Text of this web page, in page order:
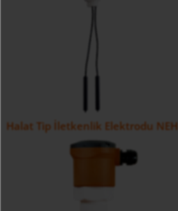
Halat Tip İletkenlik Elektrodu NEH